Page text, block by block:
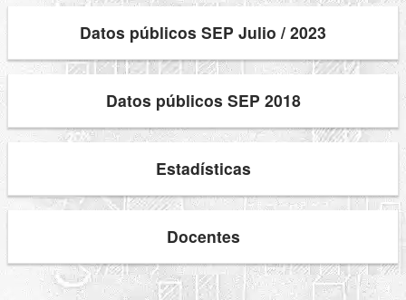
Datos públicos SEP Julio / 2023
Datos públicos SEP 2018
Estadísticas
Docentes